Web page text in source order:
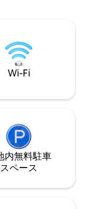
スから数分です。
見ない立地にある
ャグジーもありま
Wi-Fi
内無料駐⁠車
ス⁠ペ⁠ー⁠ス